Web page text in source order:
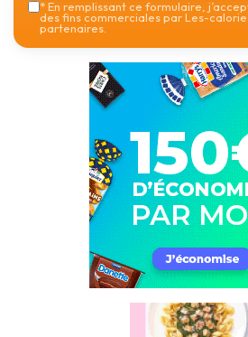
*En remplissant ce formulaire,
des fins commerciales par Les-
partenaires.